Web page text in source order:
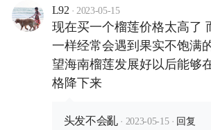
L92 · 2023-05-15
现在买一个榴莲价格太高了
一样经常会遇到果实不饱满
望海南榴莲发展好以后能够
格降下来
头发不会亂 · 2023-05-15 · 回复